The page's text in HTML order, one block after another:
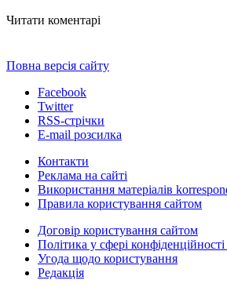
Читати коментарі
Повна версія сайту
Facebook
Twitter
RSS-стрічки
E-mail розсилка
Контакти
Реклама на сайті
Використання матеріалів
Правила користування сайтом
Договір користування сайтом
Політика у сфері
Угода щодо користування
Редакція